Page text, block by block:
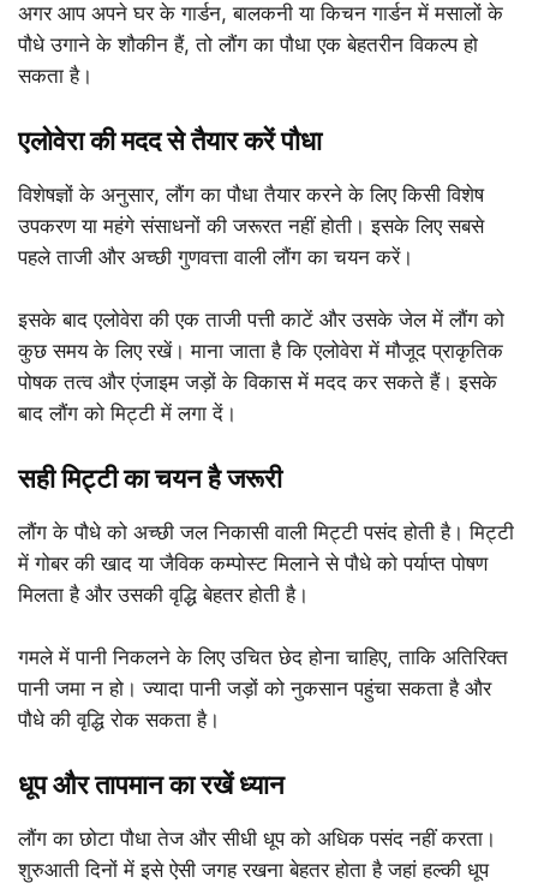
अगर आप अपने घर के गार्डन, बालकनी या किचन गार्डन में मसालों के
पौधे उगाने के शौकीन हैं, तो लौंग का पौधा एक बेहतरीन विकल्प हो
सकता है।
एलोवेरा की मदद से तैयार करें पौधा
विशेषज्ञों के अनुसार, लौंग का पौधा तैयार करने के लिए किसी विशेष
उपकरण या महंगे संसाधनों की जरूरत नहीं होती। इसके लिए सबसे
पहले ताजी और अच्छी गुणवत्ता वाली लौंग का चयन करें।
इसके बाद एलोवेरा की एक ताजी पत्ती काटें और उसके जेल में लौंग को
कुछ समय के लिए रखें। माना जाता है कि एलोवेरा में मौजूद प्राकृतिक
पोषक तत्व और एंजाइम जड़ों के विकास में मदद कर सकते हैं। इसके
बाद लौंग को मिट्टी में लगा दें।
सही मिट्टी का चयन है जरूरी
लौंग के पौधे को अच्छी जल निकासी वाली मिट्टी पसंद होती है। मिट्टी
में गोबर की खाद या जैविक कम्पोस्ट मिलाने से पौधे को पर्याप्त पोषण
मिलता है और उसकी वृद्धि बेहतर होती है।
गमले में पानी निकलने के लिए उचित छेद होना चाहिए, ताकि अतिरिक्त
पानी जमा न हो। ज्यादा पानी जड़ों को नुकसान पहुंचा सकता है और
पौधे की वृद्धि रोक सकता है।
धूप और तापमान का रखें ध्यान
लौंग का छोटा पौधा तेज और सीधी धूप को अधिक पसंद नहीं करता।
शुरुआती दिनों में इसे ऐसी जगह रखना बेहतर होता है जहां हल्की धूप